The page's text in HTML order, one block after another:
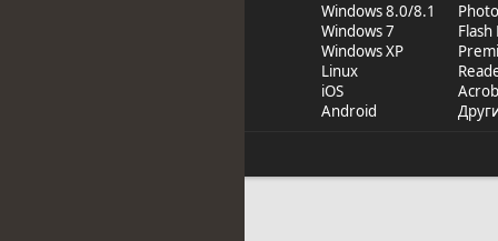
Windows 8.0/8.1
Windows 7
Windows XP
Linux
iOS
Android